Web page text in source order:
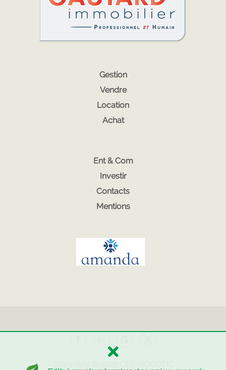
Gestion
Vendre
Location
Achat
Ent & Com
Investir
Contacts
Mentions